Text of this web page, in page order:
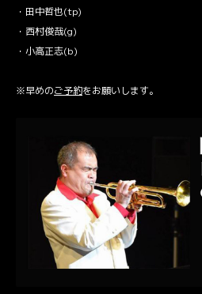
・田中哲也(tp)
・西村俊哉(g)
・小高正志(b)
※早めのご予約をお願いします。